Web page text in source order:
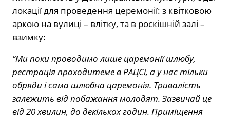
локації для проведення церемонії: з квітковою
аркою на вулиці – влітку, та в роскішній залі –
взимку:
“Ми поки проводимо лише царемонії шлюбу,
рестрація проходитеме в РАЦСі, а у нас тільки
обряди і сама шлюбна царемонія. Тривалість
залежить від побажання молодят. Зазвичай це
від 20 хвилин, до декількох годин. Приміщення